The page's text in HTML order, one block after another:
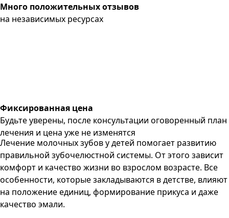
Много положительных отзывов
на независимых ресурсах
Фиксированная цена
Будьте уверены, после консультации оговоренный план
лечения и цена уже не изменятся
Лечение молочных зубов у детей помогает развитию
правильной зубочелюстной системы. От этого зависит
комфорт и качество жизни во взрослом возрасте. Все
особенности, которые закладываются в детстве, влияют
на положение единиц, формирование прикуса и даже
качество эмали.